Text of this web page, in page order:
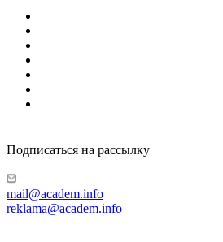
Подписаться на рассылку
mail@academ.info
reklama@academ.info